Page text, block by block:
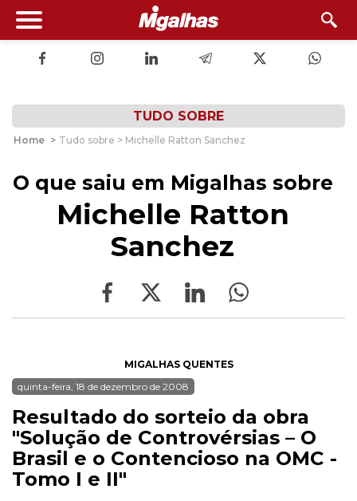
TUDO SOBRE
Home > Tudo sobre > Michelle Ratton Sanchez
O que saiu em Migalhas sobre
Michelle Ratton
Sanchez
MIGALHAS QUENTES
quinta-feira, 18 de dezembro de 2008
Resultado do sorteio da obra
"Solução de Controvérsias – O
Brasil e o Contencioso na OMC -
Tomo I e II"